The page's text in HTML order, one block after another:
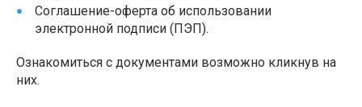
Соглашение-оферта об использовании
электронной подписи (ПЭП).
Ознакомиться с документами возможно кликнув на
них.